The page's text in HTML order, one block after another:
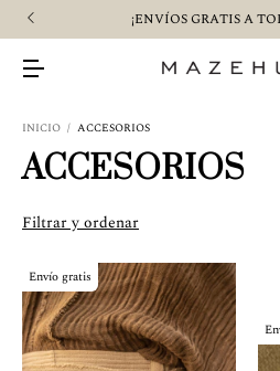
¡$500 PESOS DE CASHBACK
INICIO / ACCESORIOS
ACCESORIOS
Filtrar y ordenar
Envío gratis